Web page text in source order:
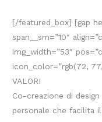
[/featured_box] [gap
span__sm=”10″
img_width=”53″
icon_color=”rgb(72,
VALORI
Co-creazione di
personale che facilita